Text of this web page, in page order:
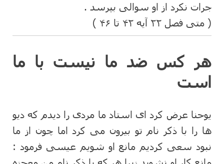
جرات نکرد از او سوالی بپرسد .
( متی فصل ۲۲ آیه ۴۲ تا ۴۶ )
هر کس ضد ما نیست با ما
است
یوحنا عرض کرد ای استاد ما مردی را دیدم که دیو
ها را با ذکر نام تو بیرون می کرد اما چون از ما
نبود سعی کردیم مانع او شویم عیسی فرمود :